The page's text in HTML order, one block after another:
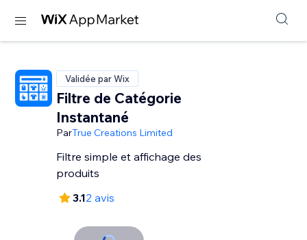
Validée par Wix
Filtre de Catégorie
Instantané
ParTrue Creations Limited
Filtre simple et affichage des
produits
3.12 avis